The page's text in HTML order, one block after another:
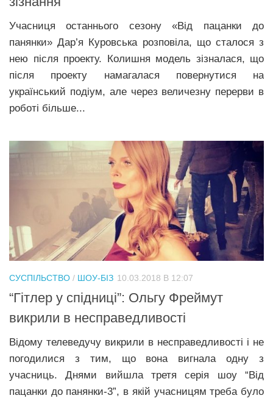
#Війна
Учасниця останнього сезону «Від пацанки до
панянки» Дар’я Куровська розповіла, що сталося з
нею після проекту. Колишня модель зізналася, що
після проекту намагалася повернутися на
український подіум, але через величезну перерви в
роботі більше...
СУСПІЛЬСТВО / ШОУ-БІЗ 10.03.2018 В 12:07
“Гітлер у спідниці”: Ольгу Фреймут
викрили в несправедливості
Відому телеведучу викрили в несправедливості і не
погодилися з тим, що вона вигнала одну з
учасниць. Днями вийшла третя серія шоу “Від
пацанки до панянки-3”, в якій учасницям треба було